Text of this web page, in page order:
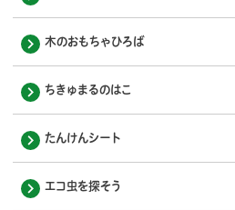
木のおもちゃひろば
ちきゅまるのはこ
たんけんシート
エコ虫を探そう